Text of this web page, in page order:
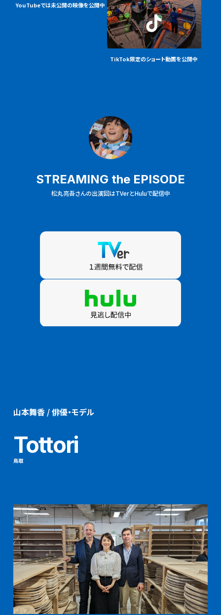
YouTubeでは未公開の映像を公開中
TikTok限定のショート動画を公開中
STREAMING the EPISODE
松丸亮吾さんの出演回はTVerとHuluで配信中
山本舞香 / 俳優・モデル
Tottori
鳥取